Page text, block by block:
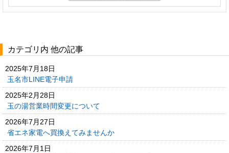
カテゴリ内 他の記事
2025年7月18日
玉名市LINE電子申請
2025年2月28日
玉の湯営業時間変更について
2026年7月27日
省エネ家電へ買換えてみませんか
2026年7月1日